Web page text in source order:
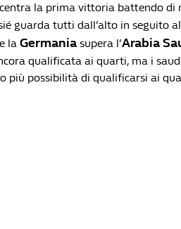
la prima vittoria battendo di
guarda tutti dall’alto in seguito
la Germania supera l’Arabia
qualificata ai quarti, ma i
più possibilità di qualificarsi ai